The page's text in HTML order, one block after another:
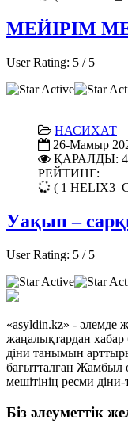
МЕЙІРІМ
User Rating: 5 / 5
НАСИХАТ
26-Мамыр
ҚАРАЛДЫ:
РЕЙТИНГ:
( 1
Уақып –
User Rating: 5 / 5
«asyldin.kz» - әлемде
жаңалықтардан
діни танымын
бағытталған Жамбыл
мешітінің ресми
Біз әлеуметтік